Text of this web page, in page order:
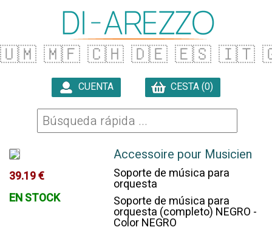
🇺🇲 🇲🇫 🇨🇭 🇩🇪 🇪🇸 🇮🇹
CUENTA CESTA (0)
39.19 €
EN STOCK
Accessoire pour Musicien
Soporte de música para
orquesta
Soporte de música para
orquesta (completo) NEGRO -
Color NEGRO